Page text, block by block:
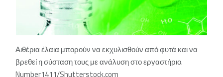
Αιθέρια έλαια μπορούν να εκχυλισθούν από φυτά και να
βρεθεί η σύσταση τους με ανάλυση στο εργαστήριο.
Number1411/Shutterstock.com